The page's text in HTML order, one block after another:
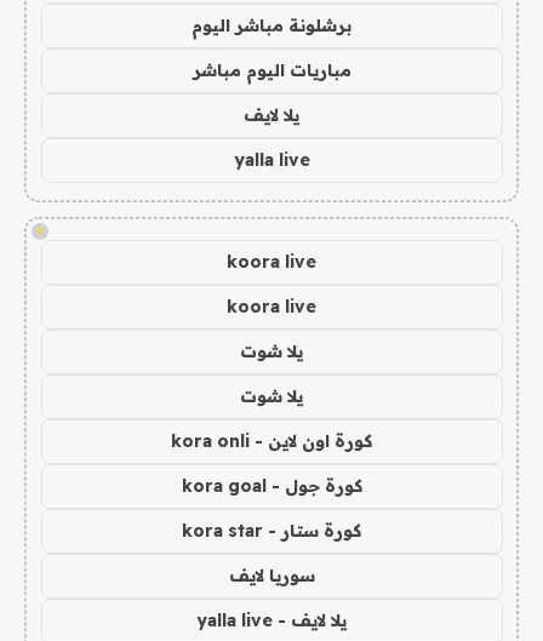
برشلونة مباشر اليوم
مباريات اليوم مباشر
يلا لايف
yalla live
!
koora live
koora live
يلا شوت
يلا شوت
كورة اون لاين - kora onli
كورة جول - kora goal
كورة ستار - kora star
سوريا لايف
يلا لايف - yalla live